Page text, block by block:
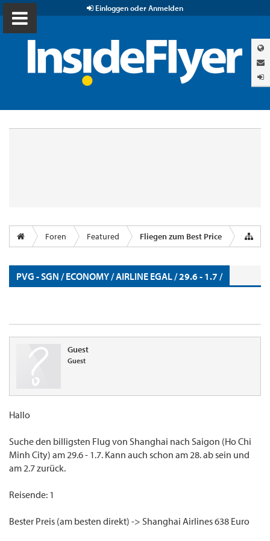
Einloggen oder Anmelden
Foren Featured Fliegen zum Best Price
PVG - SGN / ECONOMY / AIRLINE EGAL / 29.6 - 1.7 /
Guest
Guest
Hallo
Suche den billigsten Flug von Shanghai nach Saigon (Ho Chi
Minh City) am 29.6 - 1.7. Kann auch schon am 28. ab sein und
am 2.7 zurück.
Reisende: 1
Bester Preis (am besten direkt) -> Shanghai Airlines 638 Euro